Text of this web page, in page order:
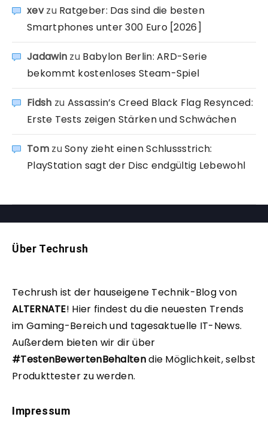
xevzu Ratgeber: Das sind die besten
Smartphones unter 300 Euro [2026]
Jadawin zu Babylon Berlin: ARD-Serie
bekommt kostenloses Steam-Spiel
Fidsh zu Assassin’s Creed Black Flag Resynced:
Erste Tests zeigen Stärken und Schwächen
TomzuSony zieht einen Schlussstrich:
PlayStation sagt der Disc endgültig Lebewohl
Über Techrush
Techrush ist der hauseigene Technik-Blog von
ALTERNATE! Hier findest du die neuesten Trends
im Gaming-Bereich und tagesaktuelle IT-News.
Außerdem bieten wir dir über
#TestenBewertenBehaltendie Möglichkeit, selbst
Produkttester zu werden.
Impressum